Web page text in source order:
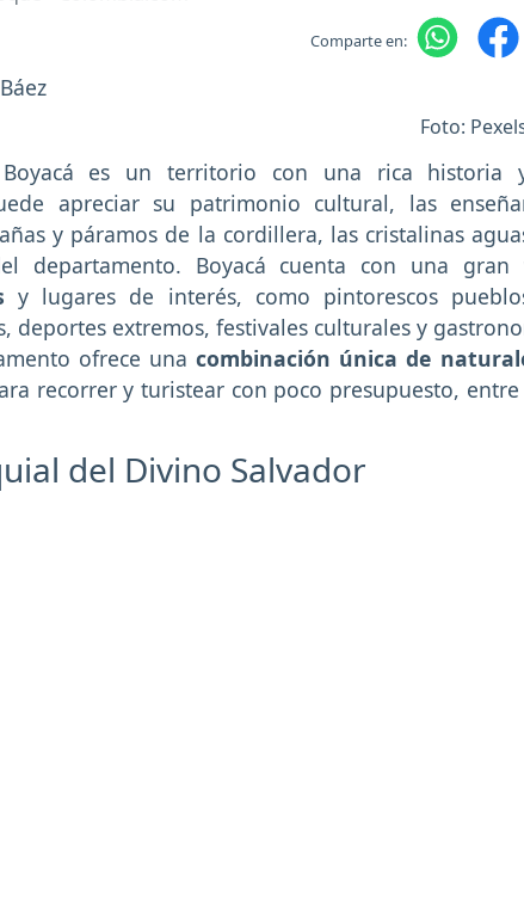
Comparte en:
Foto:
es un territorio con una rica historia
apreciar su patrimonio cultural, las
y páramos de la cordillera, las cristalinas
departamento. Boyacá cuenta con una gran
y lugares de interés, como pintorescos
deportes extremos, festivales culturales y
ofrece unacombinación única de
recorrer y turistear con poco presupuesto, entre
del Divino Salvador